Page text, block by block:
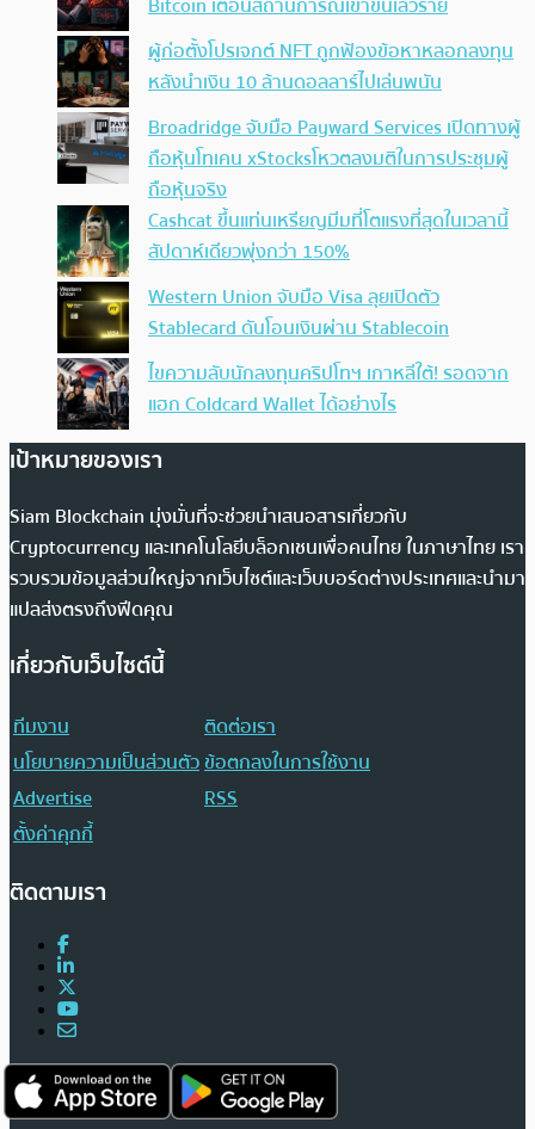
ผู้ก่อตั้งโปรเจกต์ NFT ถูกฟ้องข้อหาหลอกลงทุน
หลังนำเงิน 10 ล้านดอลลาร์ไปเล่นพนัน
Broadridge จับมือ Payward Services เปิดทางผู้
ถือหุ้นโทเคน xStocksโหวตลงมติในการประชุมผู้
ถือหุ้นจริง
Cashcat ขึ้นแท่นเหรียญมีมที่โตแรงที่สุดในเวลานี้
สัปดาห์เดียวพุ่งกว่า 150%
Western Union จับมือ Visa ลุยเปิดตัว
Stablecard ดันโอนเงินผ่าน Stablecoin
ไขความลับนักลงทุนคริปโทฯ เกาหลีใต้! รอดจาก
แฮก Coldcard Wallet ได้อย่างไร
เป้าหมายของเรา
Siam Blockchain มุ่งมั่นที่จะช่วยนำเสนอสารเกี่ยวกับ
Cryptocurrency และเทคโนโลยีบล็อกเชนเพื่อคนไทย ในภาษาไทย เรา
รวบรวมข้อมูลส่วนใหญ่จากเว็บไซต์และเว็บบอร์ดต่างประเทศและนำมา
แปลส่งตรงถึงฟีดคุณ
เกี่ยวกับเว็บไซต์นี้
ทีมงาน
ติดต่อเรา
นโยบายความเป็นส่วนตัวข้อตกลงในการใช้งาน
Advertise
RSS
ตั้งค่าคุกกี้
ติดตามเรา